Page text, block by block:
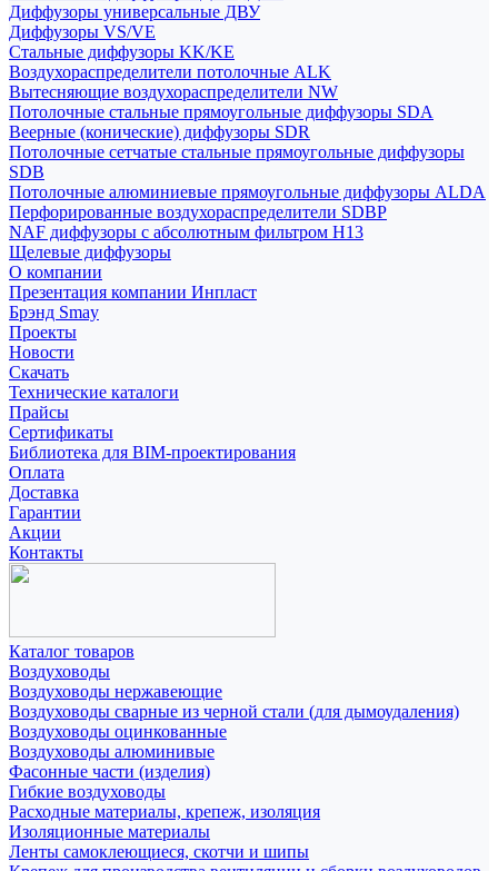
Диффузоры универсальные ДВУ
Диффузоры VS/VE
Стальные диффузоры KK/KE
Воздухораспределители потолочные ALK
Вытесняющие воздухораспределители NW
Потолочные стальные прямоугольные диффузоры SDA
Веерные (конические) диффузоры SDR
Потолочные сетчатые стальные прямоугольные диффузоры
SDB
Потолочные алюминиевые прямоугольные диффузоры ALDA
Перфорированные воздухораспределители SDBP
NAF диффузоры с абсолютным фильтром Н13
Щелевые диффузоры
О компании
Презентация компании Инпласт
Брэнд Smay
Проекты
Новости
Скачать
Технические каталоги
Прайсы
Сертификаты
Библиотека для BIM-проектирования
Оплата
Доставка
Гарантии
Акции
Контакты
Каталог товаров
Воздуховоды
Воздуховоды нержавеющие
Воздуховоды сварные из черной стали (для дымоудаления)
Воздуховоды оцинкованные
Воздуховоды алюминивые
Фасонные части (изделия)
Гибкие воздуховоды
Расходные материалы, крепеж, изоляция
Изоляционные материалы
Ленты самоклеющиеся, скотчи и шипы